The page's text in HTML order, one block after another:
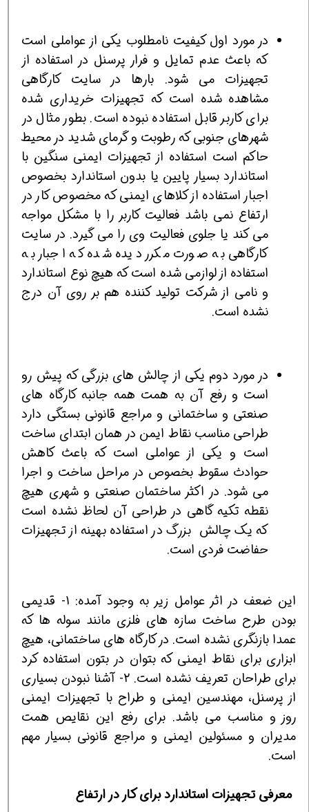
در مورد اول کیفیت نامطلوب یکی از عواملی است
که باعث عدم تمایل و فرار پرسنل در استفاده از
تجهیزات می شود. بارها در سایت کارگاهی
مشاهده شده است که تجهیزات خریداری شده
برای کاربر قابل استفاده نبوده است. بطور مثال در
شهرهای جنوبی که رطوبت و گرمای شدید در محیط
حاکم است استفاده از تجهیزات ایمنی سنگین با
استاندارد بسیار پایین یا بدون استاندارد بخصوص
اجبار استفاده از کلاهای ایمنی که مخصوص کار در
ارتفاع نمی باشد فعالیت کاربر را با مشکل مواجه
می کند یا جلوی فعالیت وی را می گیرد. در سایت
کارگاهی به صورت مکرر دیده شده که اجبار به
استفاده از لوازمی شده است که هیچ نوع استاندارد
و نامی از شرکت تولید کننده هم بر روی آن درج
نشده است.
در مورد دوم یکی از چالش های بزرگی که پیش رو
است و رفع آن به همت همه جانبه کارگاه های
صنعتی و ساختمانی و مراجع قانونی بستگی دارد
طراحی مناسب نقاط ایمن در همان ابتدای ساخت
است و یکی از عواملی است که باعث کاهش
حوادث سقوط بخصوص در مراحل ساخت و اجرا
می شود. در اکثر ساختمان صنعتی و شهری هیچ
نقطه تکیه گاهی در طراحی آن لحاظ نشده است
که یک چالش بزرگ در استفاده بهینه از تجهیزات
حفاضت فردی است.
این ضعف در اثر عوامل زیر به وجود آمده: 1- قدیمی
بودن طرح ساخت سازه های فلزی مانند سوله ها که
عمدا بازنگری نشده است. در کارگاه های ساختمانی، هیچ
ابزاری برای نقاط ایمنی که بتوان در بتون استفاده کرد
برای طراحان تعریف نشده است. 2- آشنا نبودن بسیاری
از پرسنل، مهندسین ایمنی و طراح با تجهیزات ایمنی
روز و مناسب می باشد. برای رفع این نقایص همت
مدیران و مسئولین ایمنی و مراجع قانونی بسیار مهم
است.
معرفی تجهیزات استاندارد برای کار در ارتفاع